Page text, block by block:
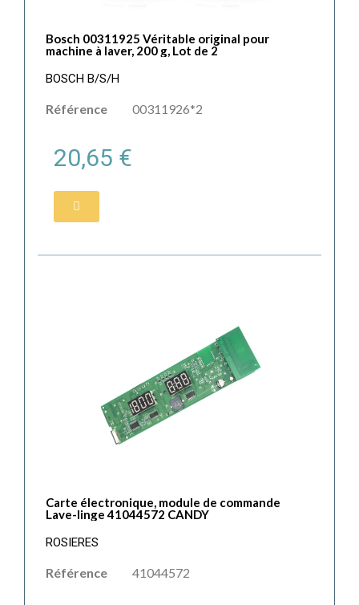
Bosch 00311925 Véritable original pour
machine à laver, 200 g, Lot de 2
BOSCH B/S/H
Référence 00311926*2
20,65 €
Carte électronique, module de commande
Lave-linge 41044572 CANDY
ROSIERES
Référence 41044572